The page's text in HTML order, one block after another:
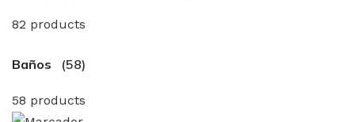
82 products
Baños (58)
58 products